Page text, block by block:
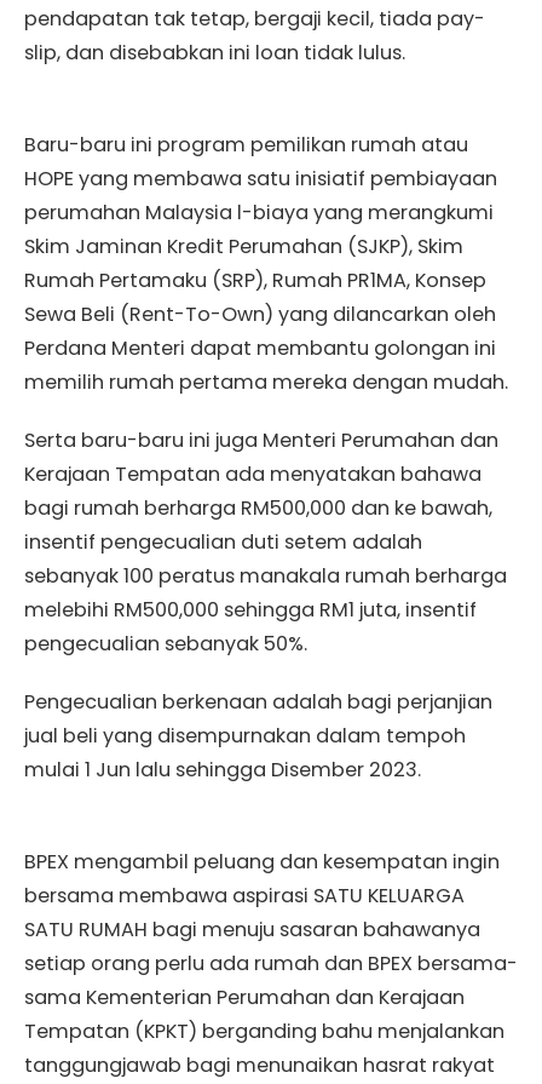
pendapatan tak tetap, bergaji kecil, tiada pay-
slip, dan disebabkan ini loan tidak lulus.
Baru-baru ini program pemilikan rumah atau
HOPE yang membawa satu inisiatif pembiayaan
perumahan Malaysia l-biaya yang merangkumi
Skim Jaminan Kredit Perumahan (SJKP), Skim
Rumah Pertamaku (SRP), Rumah PR1MA, Konsep
Sewa Beli (Rent-To-Own) yang dilancarkan oleh
Perdana Menteri dapat membantu golongan ini
memilih rumah pertama mereka dengan mudah.
Serta baru-baru ini juga Menteri Perumahan dan
Kerajaan Tempatan ada menyatakan bahawa
bagi rumah berharga RM500,000 dan ke bawah,
insentif pengecualian duti setem adalah
sebanyak 100 peratus manakala rumah berharga
melebihi RM500,000 sehingga RM1 juta, insentif
pengecualian sebanyak 50%.
Pengecualian berkenaan adalah bagi perjanjian
jual beli yang disempurnakan dalam tempoh
mulai 1 Jun lalu sehingga Disember 2023.
BPEX mengambil peluang dan kesempatan ingin
bersama membawa aspirasi SATU KELUARGA
SATU RUMAH bagi menuju sasaran bahawanya
setiap orang perlu ada rumah dan BPEX bersama-
sama Kementerian Perumahan dan Kerajaan
Tempatan (KPKT) berganding bahu menjalankan
tanggungjawab bagi menunaikan hasrat rakyat